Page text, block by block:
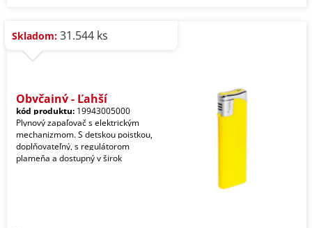
Skladom: 31.544 ks
Obyčajný - Ľahší
kód produktu: 19943005000
Plynový zapaľovač s elektrickým
mechanizmom. S detskou poistkou,
doplňovateľný, s regulátorom
plameňa a dostupný v širok